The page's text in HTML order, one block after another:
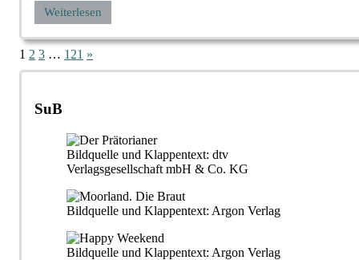
Weiterlesen
Seitennummerierung
der
Beiträge
1 2 3 … 121 Nächste
Beiträge
»
SuB
Bildquelle und Klappentext: dtv
Verlagsgesellschaft mbH & Co. KG
Bildquelle und Klappentext: Argon Verlag
Bildquelle und Klappentext: Argon Verlag